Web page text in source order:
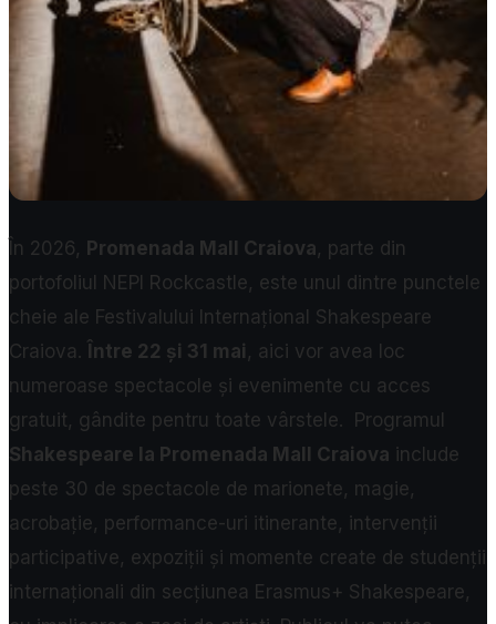
În 2026, Promenada Mall Craiova, parte din
portofoliul NEPI Rockcastle, este unul dintre punctele
cheie ale Festivalului Internațional Shakespeare
Craiova. Între 22 și 31 mai , aici vor avea loc
numeroase spectacole și evenimente cu acces
gratuit, gândite pentru toate vârstele.
Programul
Shakespeare la Promenada Mall Craiova include
peste 30 de spectacole de marionete, magie,
acrobație, performance-uri itinerante, intervenții
participative, expoziții și momente create de studenții
internaționali din secțiunea Erasmus+ Shakespeare,